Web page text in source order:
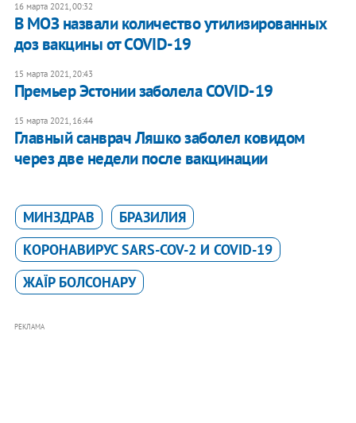
16 марта 2021, 00:32
В МОЗ назвали количество утилизированных
доз вакцины от COVID-19
15 марта 2021, 20:43
Премьер Эстонии заболела COVID-19
15 марта 2021, 16:44
Главный санврач Ляшко заболел ковидом
через две недели после вакцинации
МИНЗДРАВ
БРАЗИЛИЯ
КОРОНАВИРУС SARS-COV-2 И COVID-19
ЖАЇР БОЛСОНАРУ
РЕКЛАМА